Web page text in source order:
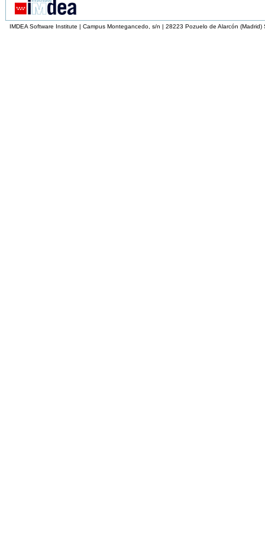
IMDEA Software Institute | Campus Montegancedo, s/n | 28223 Pozuelo de Alarcón (Madrid)